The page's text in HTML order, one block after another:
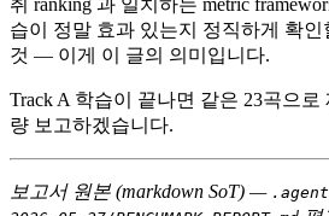
취 ranking 과 일치하는 metric
습이 정말 효과 있는지 정직하게 확
것 — 이게 이 글의 의미입니다.
Track A 학습이 끝나면 같은 23곡으
량 보고하겠습니다.
보고서 원본 (markdown SoT) —